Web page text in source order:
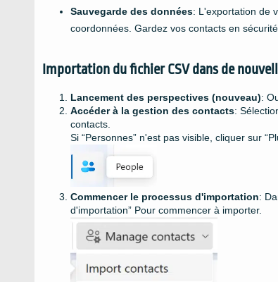
Sauvegarde des données: L'exportation de
coordonnées. Gardez vos contacts en sécurité.
Importation du fichier CSV dans de
Lancement des perspectives (nouveau):
Accéder à la gestion des contacts:
contacts.
Si “Personnes” n'est pas visible, cliquer sur
Commencer le processus d'importation:
d'importation” Pour commencer à importer.